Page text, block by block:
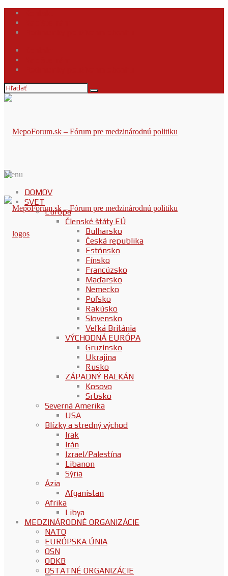
Menu
DOMOV
SVET
Európa
Členské štáty EÚ
Bulharsko
Česká republika
Estónsko
Fínsko
Francúzsko
Maďarsko
Nemecko
Poľsko
Rakúsko
Slovensko
Veľká Británia
VÝCHODNÁ EURÓPA
Gruzínsko
Ukrajina
Rusko
ZÁPADNÝ BALKÁN
Kosovo
Srbsko
Severná Amerika
USA
Blízky a stredný východ
Irak
Irán
Izrael/Palestína
Libanon
Sýria
Ázia
Afganistan
Afrika
Libya
MEDZINÁRODNÉ ORGANIZÁCIE
NATO
EURÓPSKA ÚNIA
OSN
ODKB
OSTATNÉ ORGANIZÁCIE